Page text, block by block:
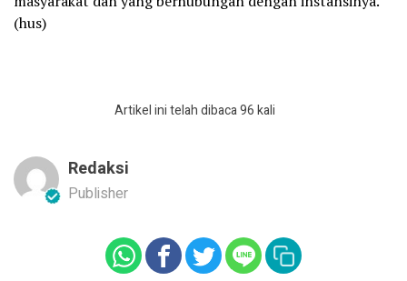
(hus)
Artikel ini telah dibaca 96 kali
Redaksi
Publisher